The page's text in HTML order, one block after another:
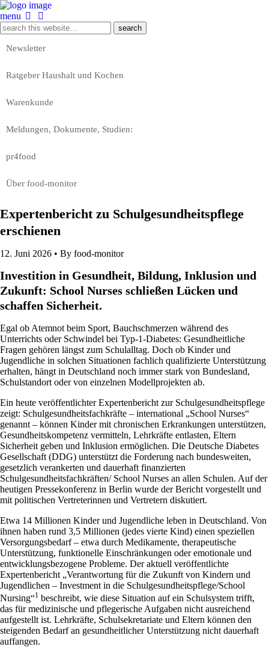
menu
Newsletter
Ratgeber Haushalt und Kochen
Warenkunde
Meldungen, Dokumente, Studien:
pr4food
Über food-monitor
Expertenbericht zu Schulgesundheitspflege
erschienen
12. Juni 2026 • By food-monitor
Investition in Gesundheit, Bildung, Inklusion und
Zukunft: School Nurses schließen Lücken und
schaffen Sicherheit.
Egal ob Atemnot beim Sport, Bauchschmerzen während des
Unterrichts oder Schwindel bei Typ-1-Diabetes: Gesundheitliche
Fragen gehören längst zum Schulalltag. Doch ob Kinder und
Jugendliche in solchen Situationen fachlich qualifizierte Unterstützung
erhalten, hängt in Deutschland noch immer stark von Bundesland,
Schulstandort oder von einzelnen Modellprojekten ab.
Ein heute veröffentlichter Expertenbericht zur Schulgesundheitspflege
zeigt: Schulgesundheitsfachkräfte – international „School Nurses“
genannt – können Kinder mit chronischen Erkrankungen unterstützen,
Gesundheitskompetenz vermitteln, Lehrkräfte entlasten, Eltern
Sicherheit geben und Inklusion ermöglichen. Die Deutsche Diabetes
Gesellschaft (DDG) unterstützt die Forderung nach bundesweiten,
gesetzlich verankerten und dauerhaft finanzierten
Schulgesundheitsfachkräften/ School Nurses an allen Schulen. Auf der
heutigen Pressekonferenz in Berlin wurde der Bericht vorgestellt und
mit politischen Vertreterinnen und Vertretern diskutiert.
Etwa 14 Millionen Kinder und Jugendliche leben in Deutschland. Von
ihnen haben rund 3,5 Millionen (jedes vierte Kind) einen speziellen
Versorgungsbedarf – etwa durch Medikamente, therapeutische
Unterstützung, funktionelle Einschränkungen oder emotionale und
entwicklungsbezogene Probleme. Der aktuell veröffentlichte
Expertenbericht „Verantwortung für die Zukunft von Kindern und
Jugendlichen – Investment in die Schulgesundheitspflege/School
Nursing“1 beschreibt, wie diese Situation auf ein Schulsystem trifft,
das für medizinische und pflegerische Aufgaben nicht ausreichend
aufgestellt ist. Lehrkräfte, Schulsekretariate und Eltern können den
steigenden Bedarf an gesundheitlicher Unterstützung nicht dauerhaft
auffangen.